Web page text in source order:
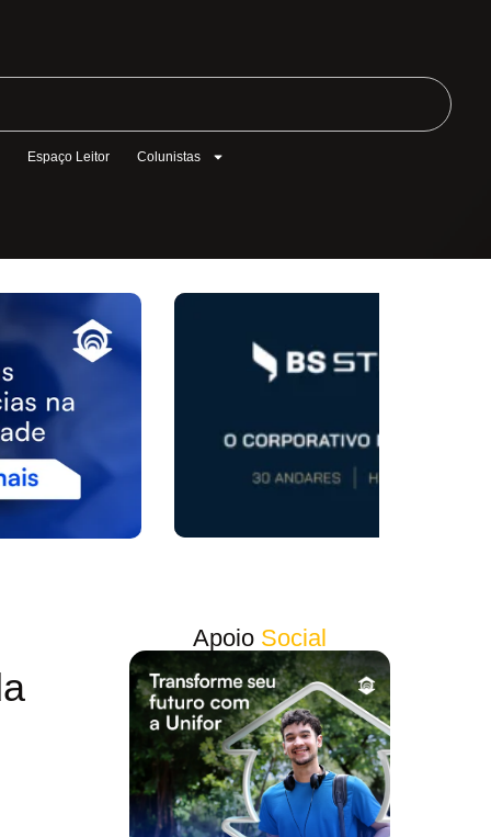
Espaço Leitor Colunistas
Apoio Social